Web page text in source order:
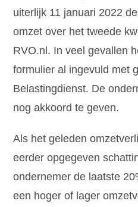
uiterlijk 11 januari 2022
omzet over het tweede
RVO.nl. In veel gevallen
formulier al ingevuld met
Belastingdienst. De
nog akkoord te geven.
Als het geleden
eerder opgegeven
ondernemer de laatste
een hoger of lager